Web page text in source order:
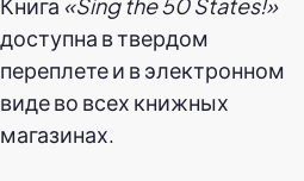
доступна в твердом
переплете и в электронном
виде во всех книжных
магазинах.